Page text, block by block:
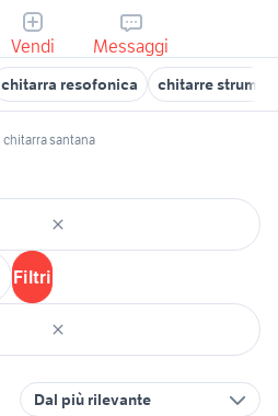
Vendi Messaggi
chitarra resofonica chitarre
chitarra santana
Filtri
Dal più rilevante